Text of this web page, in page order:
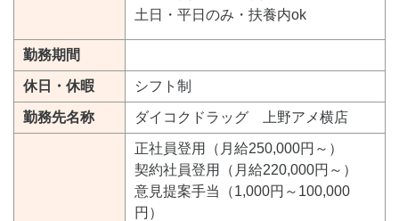
土日・平日のみ・扶養内ok
勤務期間
休日・休暇 シフト制
勤務先名称 ダイコクドラッグ 上野アメ横店
正社員登用（月給250,000円～）
契約社員登用（月給220,000円～）
意見提案手当（1,000円～100,000
円）